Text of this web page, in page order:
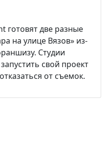
готовят две разные
на улице Вязов» из-
Студии
свой проект
от съемок.